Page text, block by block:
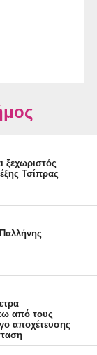
ξεχωριστός
Τσίπρας
από τους
αποχέτευσης